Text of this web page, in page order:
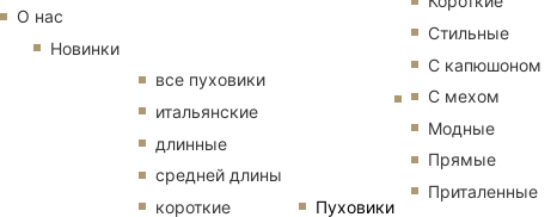
Пуховики
Стильные
С капюшоном
С мехом
Модные
Прямые
Приталенные
О нас
Новинки
все пуховики
итальянские
длинные
средней длины
короткие